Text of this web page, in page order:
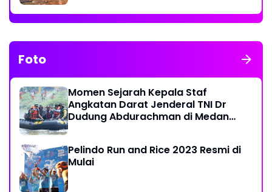
Foto
Momen Sejarah Kepala Staf
Angkatan Darat Jenderal TNI Dr
Dudung Abdurachman di Medan
Pelindo Run and Rice 2023 Resmi di
Mulai